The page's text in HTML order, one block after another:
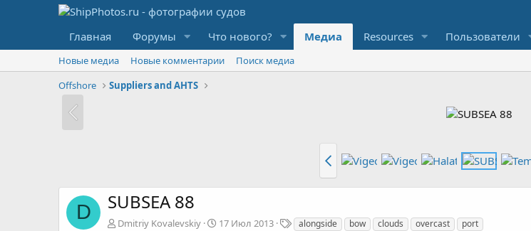
Главная Форумы Что нового? Медиа Resources Пользователи
Новые медиа Новые комментарии
Поиск медиа
Offshore
Suppliers and AHTS
D SUBSEA 88
Dmitriy Kovalevskiy 17 Июл 2013
Т alongside bow clouds overcast port